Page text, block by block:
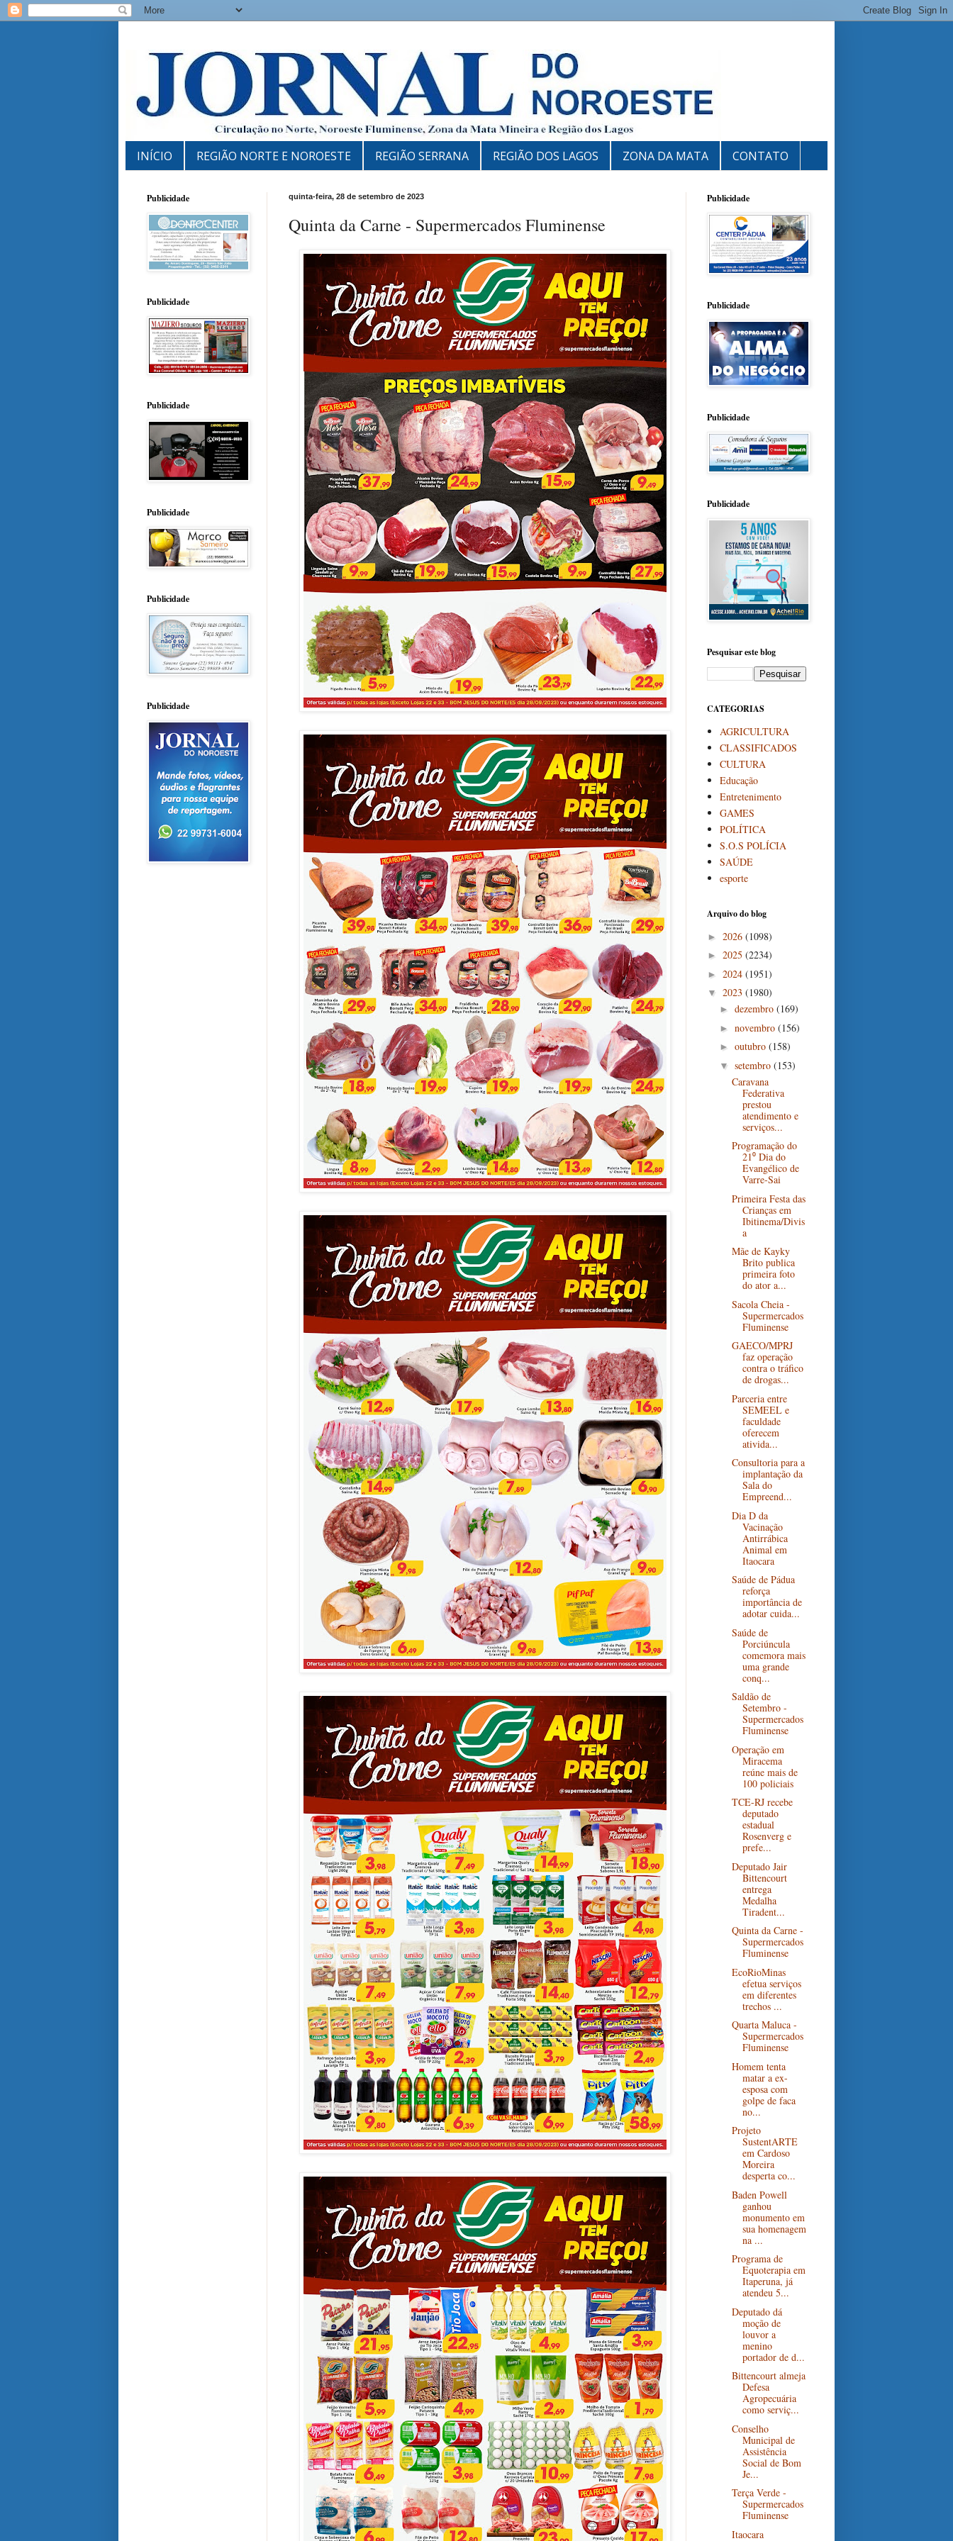
INÍCIO REGIÃO NORTE E NOROESTE REGIÃO SERRANA REGIÃO DOS LAGOS ZONA DA MATA CONTATO
quinta-feira, 28 de setembro de 2023
Quinta da Carne - Supermercados Fluminense
Publicidade
Publicidade
Publicidade
Publicidade
Publicidade
Publicidade
Publicidade
Publicidade
Publicidade
Publicidade
Pesquisar este blog
CATEGORIAS
AGRICULTURA
CLASSIFICADOS
CULTURA
Educação
Entretenimento
GAMES
POLÍTICA
S.O.S POLÍCIA
SAÚDE
esporte
Arquivo do blog
► 2026 (1098)
► 2025 (2234)
► 2024 (1951)
▼ 2023 (1980)
► dezembro (169)
► novembro (156)
► outubro (158)
▼ setembro (153)
Caravana
Federativa
prestou
atendimento e
serviços...
Programação do
21⁰ Dia do
Evangélico de
Varre-Sai
Primeira Festa das
Crianças em
Ibitinema/Divis
a
Mãe de Kayky
Brito publica
primeira foto
do ator a...
Sacola Cheia -
Supermercados
Fluminense
GAECO/MPRJ
faz operação
contra o tráfico
de drogas...
Parceria entre
SEMEEL e
faculdade
oferecem
ativida...
Consultoria para a
implantação da
Sala do
Empreend...
Dia D da
Vacinação
Antirrábica
Animal em
Itaocara
Saúde de Pádua
reforça
importância de
adotar cuida...
Saúde de
Porciúncula
comemora mais
uma grande
conq...
Saldão de
Setembro -
Supermercados
Fluminense
Operação em
Miracema
reúne mais de
100 policiais
TCE-RJ recebe
deputado
estadual
Rosenverg e
prefe...
Deputado Jair
Bittencourt
entrega
Medalha
Tiradent...
Quinta da Carne -
Supermercados
Fluminense
EcoRioMinas
efetua serviços
em diferentes
trechos ...
Quarta Maluca -
Supermercados
Fluminense
Homem tenta
matar a ex-
esposa com
golpe de faca
no...
Projeto
SustentARTE
em Cardoso
Moreira
desperta co...
Baden Powell
ganhou
monumento em
sua homenagem
na ...
Programa de
Equoterapia em
Itaperuna, já
atendeu 5...
Deputado dá
moção de
louvor a
menino
portador de d...
Bittencourt almeja
Defesa
Agropecuária
como serviç...
Conselho
Municipal de
Assistência
Social de Bom
Je...
Terça Verde -
Supermercados
Fluminense
Itaocara